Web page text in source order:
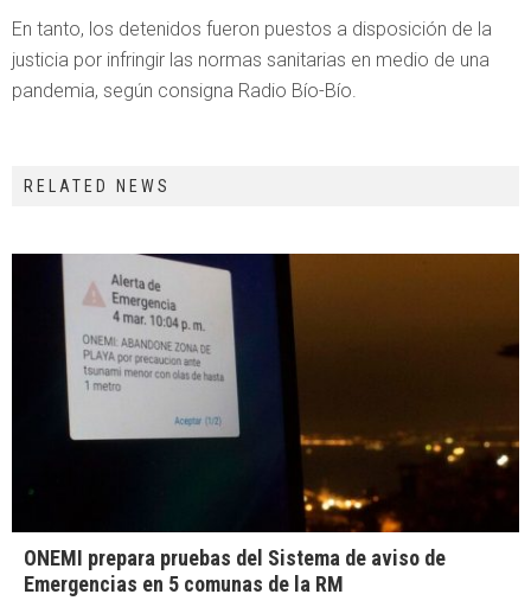
En tanto, los detenidos fueron puestos a disposición de la
justicia por infringir las normas sanitarias en medio de una
pandemia, según consigna Radio Bío-Bío.
RELATED NEWS
ONEMI prepara pruebas del Sistema de aviso de
Emergencias en 5 comunas de la RM